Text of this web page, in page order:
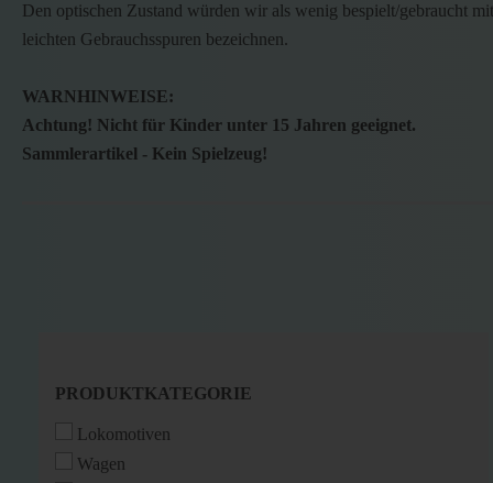
Den optischen Zustand würden wir als wenig bespielt/gebraucht mit
leichten Gebrauchsspuren bezeichnen.
WARNHINWEISE:
Achtung! Nicht für Kinder unter 15 Jahren geeignet.
Sammlerartikel - Kein Spielzeug!
PRODUKTKATEGORIE
PRODUKTKATEGORIE
Lokomotiven
Wagen